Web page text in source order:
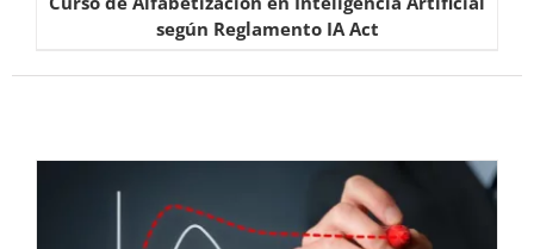
según Reglamento IA Act